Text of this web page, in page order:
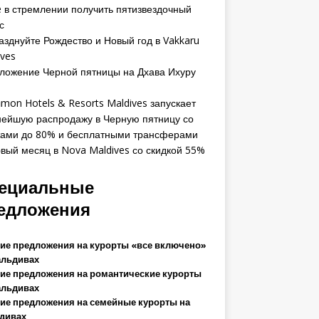
в стремлении получить пятизвездочный
Рождество и Новый год в Vakkaru
Черной пятницы на Дхава Ихуру
Hotels & Resorts Maldives запускает
распродажу в Черную пятницу со
до 80% и бесплатными трансферами
месяц в Nova Maldives со скидкой 55%
предложения на курорты «все включено»
предложения на романтические курорты
предложения на семейные курорты на